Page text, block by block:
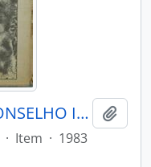
PORANTIM - BRASÍLIA CONSELHO INDIGENISTA MISSIONÁRIO - 1983 - Nº51
· Item · 1983